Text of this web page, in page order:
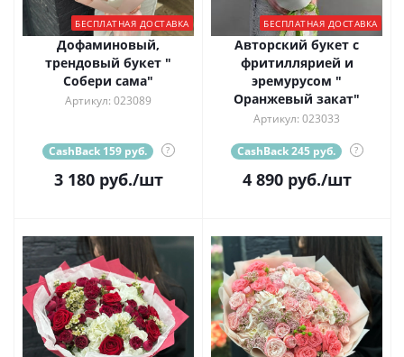
БЕСПЛАТНАЯ ДОСТАВКА
Дофаминовый,
трендовый букет "
Собери сама"
Артикул: 023089
CashBack 159 руб. ?
3 180руб./шт
БЕСПЛАТНАЯ ДОСТАВКА
Авторский букет с
фритиллярией и
эремурусом "
Оранжевый закат"
Артикул: 023033
CashBack 245 руб. ?
4 890руб./шт